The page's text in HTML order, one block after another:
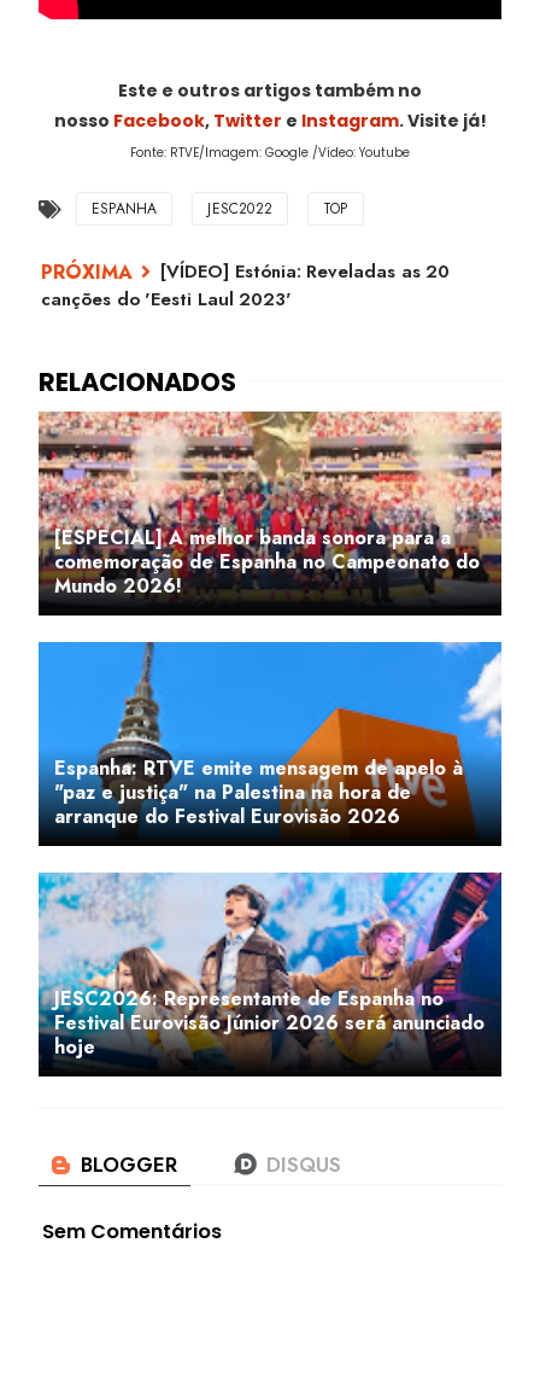
Este e outros artigos também no
nosso Facebook, Twitter e Instagram. Visite já!
Fonte: RTVE/Imagem: Google /Vídeo: Youtube
ESPANHA JESC2022 TOP
[VÍDEO] Estónia: Reveladas as 20
canções do 'Eesti Laul 2023'
[ESPECIAL] A melhor banda sonora para a
comemoração de Espanha no Campeonato do
Mundo 2026!
Espanha: RTVE emite mensagem de apelo à
"paz e justiça" na Palestina na hora de
arranque do Festival Eurovisão 2026
JESC2026: Representante de Espanha no
Festival Eurovisão Júnior 2026 será anunciado
hoje
Sem Comentários